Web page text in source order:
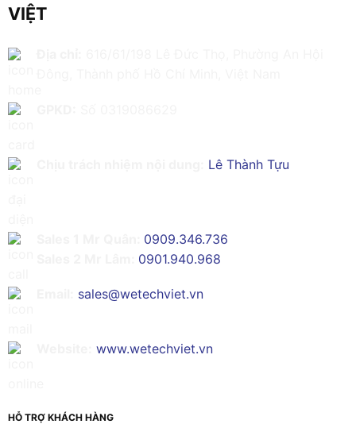
VIỆT
Lê Thành Tựu
0909.346.736
0901.940.968
sales@wetechviet.vn
www.wetechviet.vn
HỖ TRỢ KHÁCH HÀNG